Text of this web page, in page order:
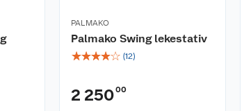
PALMAKO
Palmako Swing lekestativ
☆☆☆☆☆ (12)
2 25000